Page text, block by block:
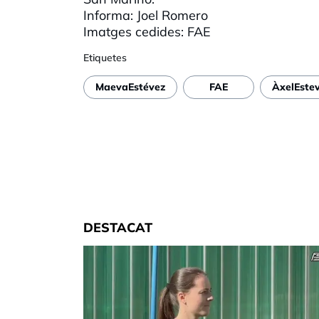
Informa: Joel Romero
Imatges cedides: FAE
Etiquetes
MaevaEstévez FAE
DESTACAT